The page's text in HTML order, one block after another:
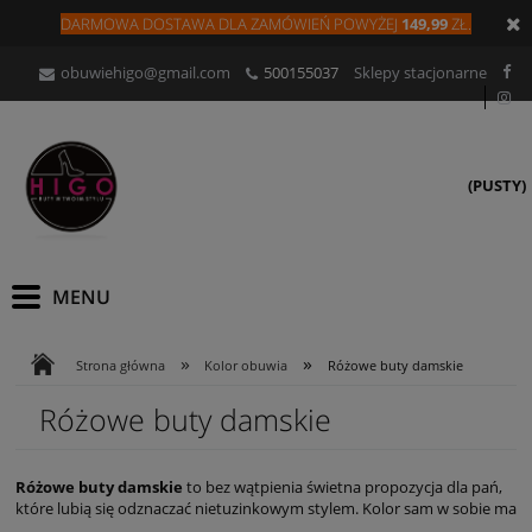
DARMOWA DOSTAWA DLAZAMÓWIEŃ POWYŻEJ 149,99ZŁ.
obuwiehigo@gmail.com 500155037 Sklepy stacjonarne
(PUSTY)
Strona główna » Kolor obuwia » Różowe buty damskie
Różowe buty damskie
Różowe buty damskie to bez wątpienia świetna propozycja dla pań,
które lubią się odznaczać nietuzinkowym stylem. Kolor sam w sobie ma